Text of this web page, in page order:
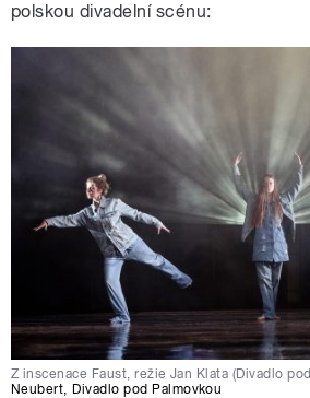
polskou divadelní scénu:
Z inscenace Faust, režie Jan Klata (Divadlo
Neubert ,Divadlo pod Palmovkou